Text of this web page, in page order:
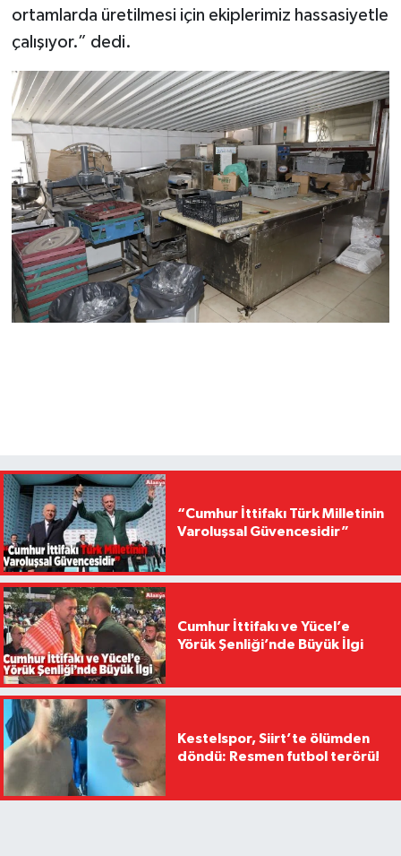
ortamlarda üretilmesi için ekiplerimiz hassasiyetle
çalışıyor.” dedi.
“Cumhur İttifakı Türk Milletinin
Varoluşsal Güvencesidir”
Cumhur İttifakı ve Yücel’e
Yörük Şenliği’nde Büyük İlgi
Kestelspor, Siirt’te ölümden
döndü: Resmen futbol terörü!